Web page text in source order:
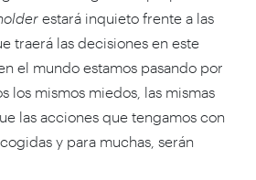
estará inquieto frente a las
traerá las decisiones en este
el mundo estamos pasando por
los mismos miedos, las mismas
las acciones que tengamos con
y para muchas, serán